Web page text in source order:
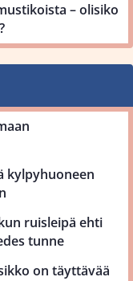
– olisiko
kylpyhuoneen
ruisleipä ehti
tunne
on täyttävää